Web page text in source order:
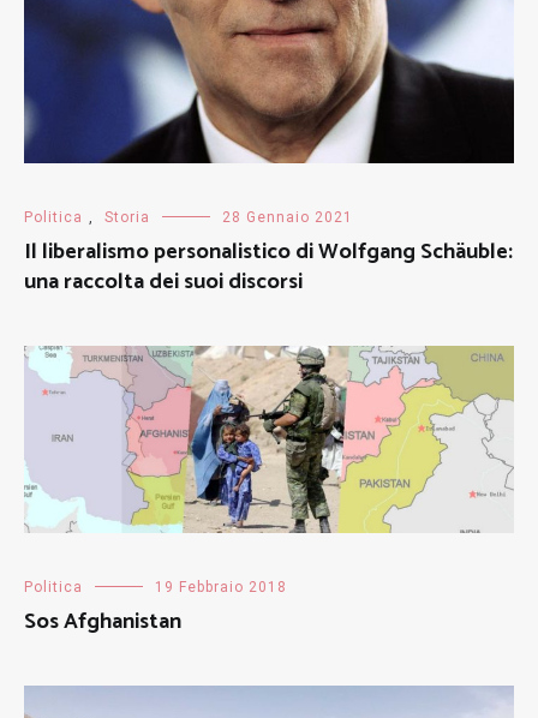
Politica , Storia 28 Gennaio 2021
Il liberalismo personalistico di Wolfgang Schäuble:
una raccolta dei suoi discorsi
Politica 19 Febbraio 2018
Sos Afghanistan